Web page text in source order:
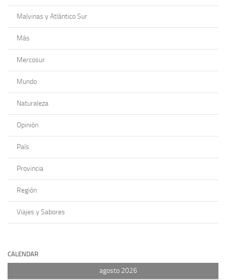
Malvinas y Atlántico Sur
Más
Mercosur
Mundo
Naturaleza
Opinión
País
Provincia
Región
Viajes y Sabores
CALENDAR
agosto 2026